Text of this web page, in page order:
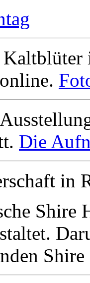
Die
in
Shire